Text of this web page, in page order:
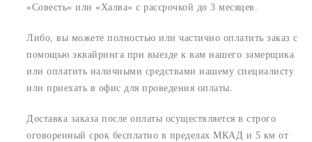
«Совесть» или «Халва» с рассрочкой до 3 месяцев.
Либо, вы можете полностью или частично оплатить заказ с
помощью эквайринга при выезде к вам нашего замерщика
или оплатить наличными средствами нашему специалисту
или приехать в офис для проведения оплаты.
Доставка заказа после оплаты осуществляется в строго
оговоренный срок бесплатно в пределах МКАД и 5 км от